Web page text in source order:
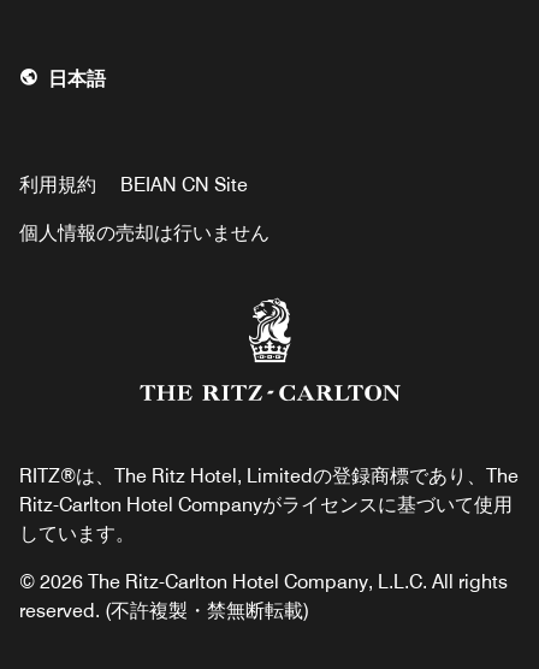
日本語
RITZ®は、The Ritz Hotel, Limitedの登録商標であり、The
Ritz-Carlton Hotel Companyがライセンスに基づいて使用
しています。
© 2026 The Ritz-Carlton Hotel Company, L.L.C. All rights
reserved. (不許複製・禁無断転載)
利用規約 BEIAN CN Site
個人情報の売却は行いません